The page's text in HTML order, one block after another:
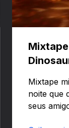
Mixtape
noite que
seus